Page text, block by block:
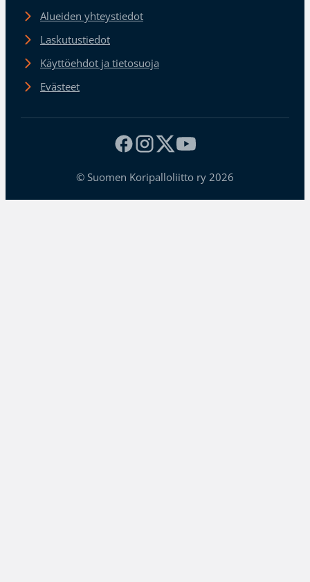
Alueiden yhteystiedot
Laskutustiedot
Käyttöehdot ja tietosuoja
Evästeet
© Suomen Koripalloliitto ry 2026